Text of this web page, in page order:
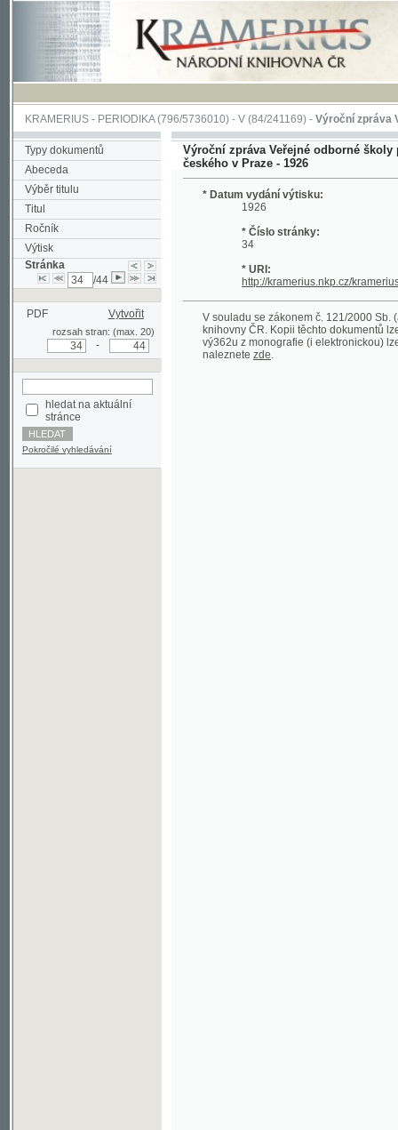
KRAMERIUS-PERIODIKA(796/5736010) -V(84/241169) -Výroční zpráva Veřejné
Typy dokumentů
Abeceda
Výběr titulu
Titul
Ročník
Výtisk
Stránka
PDF Vytvořit
rozsah stran: (max. 20)
stránce
Pokročilé vyhledávání
Výroční zpráva Veřejné odborné školy pro
českého v Praze - 1926
* Datum vydání výtisku:
* Číslo stránky:
* URI:
V souladu se zákonem č. 121/2000 Sb.
knihovny ČR. Kopii těchto dokumentů lze získat
vý362u z monografie (i elektronickou) lze
naleznetezde.